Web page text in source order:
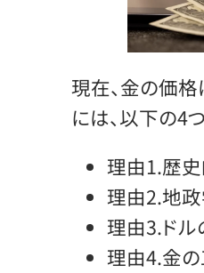
現在、金の価
には、以下の4
理由1.歴
理由2.地
理由3.ド
理由4.金